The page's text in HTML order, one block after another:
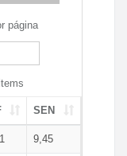
página
SEN
9,45